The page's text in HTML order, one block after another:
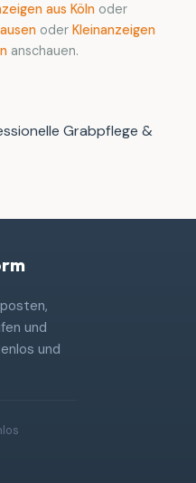
aus Kölnoder
oder Kleinanzeigen
anschauen.
Grabpflege &
und
und